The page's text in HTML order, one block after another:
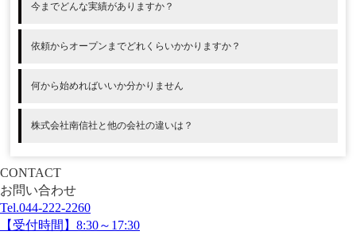
今までどんな実績がありますか？
依頼からオープンまでどれくらいかかりますか？
何から始めればいいか分かりません
株式会社南信社と他の会社の違いは？
CONTACT
お問い合わせ
Tel.044-222-2260
【受付時間】8:30～17:30